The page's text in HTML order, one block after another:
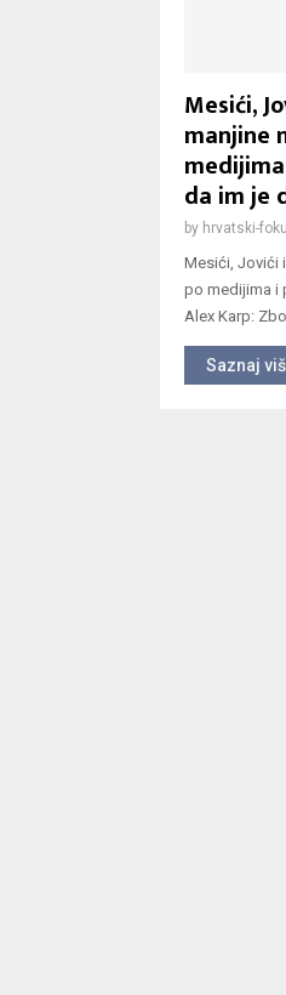
Mesići,
manjine
da im je
by hrvatski-
Mesići, Jovići
po medijima i
Alex Karp:
Saznaj